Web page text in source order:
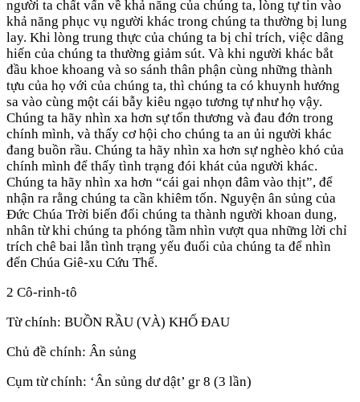
người ta chất vấn về khả năng của chúng ta, lòng tự tin vào
khả năng phục vụ người khác trong chúng ta thường bị lung
lay. Khi lòng trung thực của chúng ta bị chỉ trích, việc dâng
hiến của chúng ta thường giảm sút. Và khi người khác bắt
đầu khoe khoang và so sánh thân phận cùng những thành
tựu của họ với của chúng ta, thì chúng ta có khuynh hướng
sa vào cùng một cái bẫy kiêu ngạo tương tự như họ vậy.
Chúng ta hãy nhìn xa hơn sự tổn thương và đau đớn trong
chính mình, và thấy cơ hội cho chúng ta an ủi người khác
đang buồn rầu. Chúng ta hãy nhìn xa hơn sự nghèo khó của
chính mình để thấy tình trạng đói khát của người khác.
Chúng ta hãy nhìn xa hơn “cái gai nhọn đâm vào thịt”, để
nhận ra rằng chúng ta cần khiêm tốn. Nguyện ân sủng của
Đức Chúa Trời biến đổi chúng ta thành người khoan dung,
nhân từ khi chúng ta phóng tầm nhìn vượt qua những lời chỉ
trích chê bai lẫn tình trạng yếu đuối của chúng ta để nhìn
đến Chúa Giê-xu Cứu Thế.
2 Cô-rinh-tô
Từ chính: BUỒN RẦU (VÀ) KHỔ ĐAU
Chủ đề chính: Ân sủng
Cụm từ chính: ‘Ân sủng dư dật’ gr 8 (3 lần)